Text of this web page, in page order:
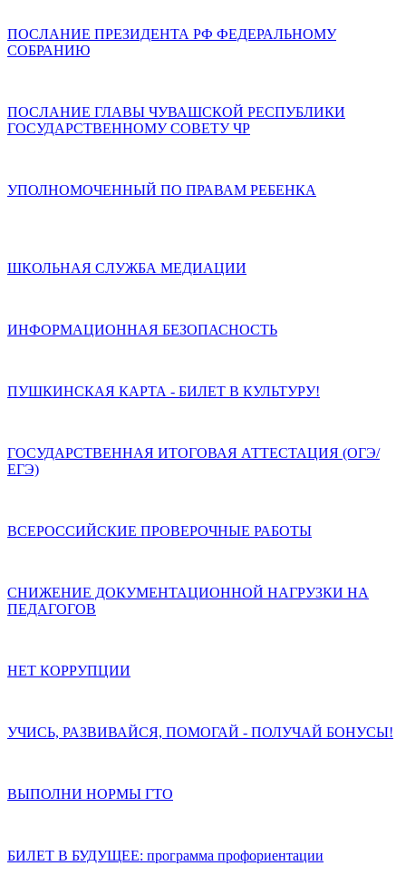
ПОСЛАНИЕ ПРЕЗИДЕНТА РФ ФЕДЕРАЛЬНОМУ
СОБРАНИЮ
ПОСЛАНИЕ ГЛАВЫ ЧУВАШСКОЙ РЕСПУБЛИКИ
ГОСУДАРСТВЕННОМУ СОВЕТУ ЧР
УПОЛНОМОЧЕННЫЙ ПО ПРАВАМ РЕБЕНКА
ШКОЛЬНАЯ СЛУЖБА МЕДИАЦИИ
ИНФОРМАЦИОННАЯ БЕЗОПАСНОСТЬ
ПУШКИНСКАЯ КАРТА - БИЛЕТ В КУЛЬТУРУ!
ГОСУДАРСТВЕННАЯ ИТОГОВАЯ АТТЕСТАЦИЯ (ОГЭ/
ЕГЭ)
ВСЕРОССИЙСКИЕ ПРОВЕРОЧНЫЕ РАБОТЫ
СНИЖЕНИЕ ДОКУМЕНТАЦИОННОЙ НАГРУЗКИ НА
ПЕДАГОГОВ
НЕТ КОРРУПЦИИ
УЧИСЬ, РАЗВИВАЙСЯ, ПОМОГАЙ - ПОЛУЧАЙ БОНУСЫ!
ВЫПОЛНИ НОРМЫ ГТО
БИЛЕТ В БУДУЩЕЕ: программа профориентации